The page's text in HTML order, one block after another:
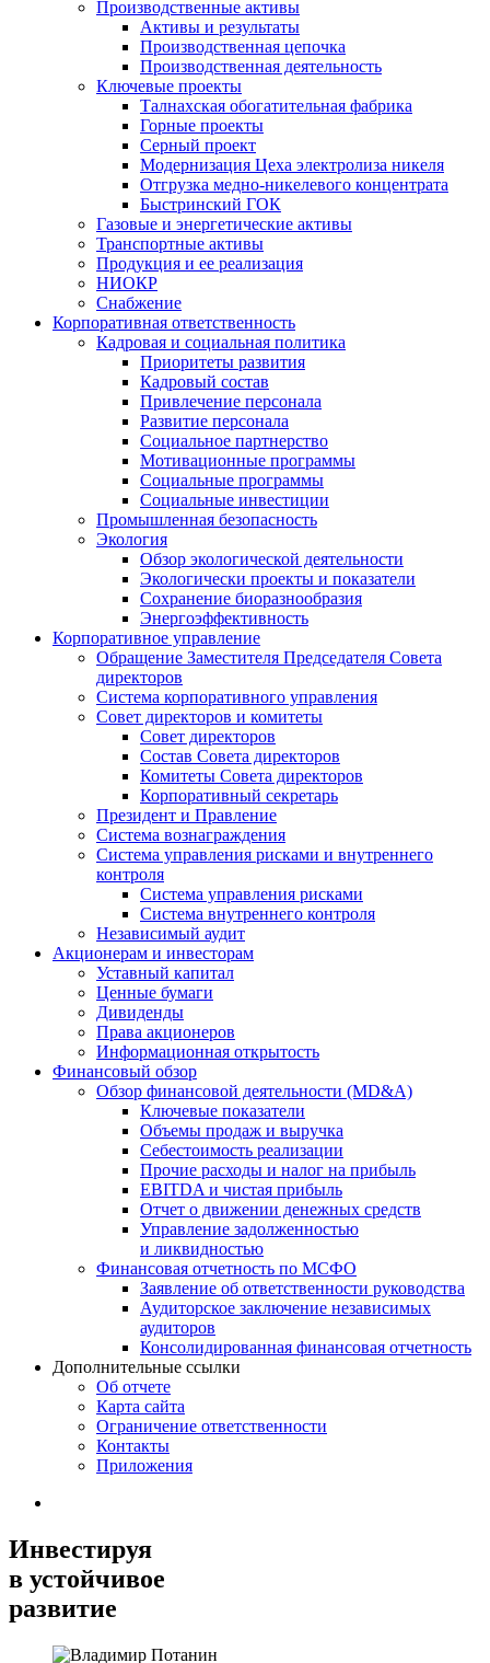
Производственные активы
Активы и результаты
Производственная цепочка
Производственная деятельность
Ключевые проекты
Талнахская обогатительная фабрика
Горные проекты
Серный проект
Модернизация Цеха электролиза никеля
Отгрузка медно-никелевого концентрата
Быстринский ГОК
Газовые и энергетические активы
Транспортные активы
Продукция и ее реализация
НИОКР
Снабжение
Корпоративная ответственность
Кадровая и социальная политика
Приоритеты развития
Кадровый состав
Привлечение персонала
Развитие персонала
Социальное партнерство
Мотивационные программы
Социальные программы
Социальные инвестиции
Промышленная безопасность
Экология
Обзор экологической деятельности
Экологически проекты и показатели
Сохранение биоразнообразия
Энергоэффективность
Корпоративное управление
Обращение Заместителя Председателя Совета
директоров
Система корпоративного управления
Совет директоров и комитеты
Совет директоров
Состав Совета директоров
Комитеты Совета директоров
Корпоративный секретарь
Президент и Правление
Система вознаграждения
Система управления рисками и внутреннего
контроля
Система управления рисками
Система внутреннего контроля
Независимый аудит
Акционерам и инвесторам
Уставный капитал
Ценные бумаги
Дивиденды
Права акционеров
Информационная открытость
Финансовый обзор
Обзор финансовой деятельности (MD&A)
Ключевые показатели
Объемы продаж и выручка
Себестоимость реализации
Прочие расходы и налог на прибыль
EBITDA и чистая прибыль
Отчет о движении денежных средств
Управление задолженностью
и ликвидностью
Финансовая отчетность по МСФО
Заявление об ответственности руководства
Аудиторское заключение независимых
аудиторов
Консолидированная финансовая отчетность
Дополнительные ссылки
Об отчете
Карта сайта
Ограничение ответственности
Контакты
Приложения
Инвестируя
в устойчивое
развитие